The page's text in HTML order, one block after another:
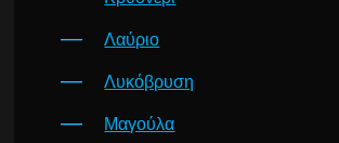
Λαύριο
Λυκόβρυση
Μαγούλα